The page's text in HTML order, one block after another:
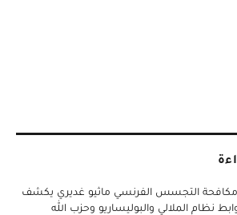
التجسس الفرنسي ماثيو غديري يكشف
نظام الملالي والبوليساريو وحزب الله